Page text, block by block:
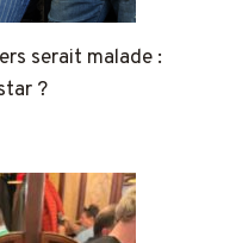
serait malade :
?